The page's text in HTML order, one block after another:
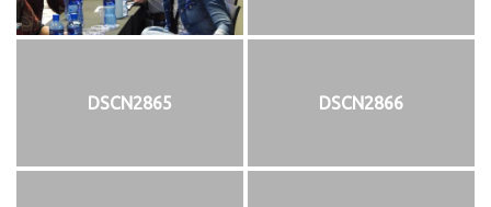
DSCN2865 DSCN2866